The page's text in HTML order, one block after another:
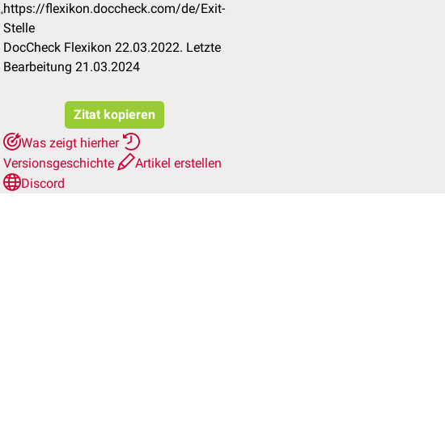
https://flexikon.doccheck.com/de/Exit-
Stelle
DocCheck Flexikon 22.03.2022. Letzte
Bearbeitung 21.03.2024
Zitat kopieren
Was zeigt hierher
Versionsgeschichte
Artikel erstellen
Discord